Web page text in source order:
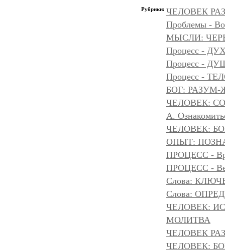
Рубрики: ЧЕЛОВЕК
Проблемы -
МЫСЛИ:
Процесс -
Процесс -
Процесс -
БОГ:
ЧЕЛОВЕК:
А.
ЧЕЛОВЕК:
ОПЫТ:
ПРОЦЕСС -
ПРОЦЕСС -
Слова:
Слова:
ЧЕЛОВЕК:
МОЛИТВА
ЧЕЛОВЕК
ЧЕЛОВЕК: